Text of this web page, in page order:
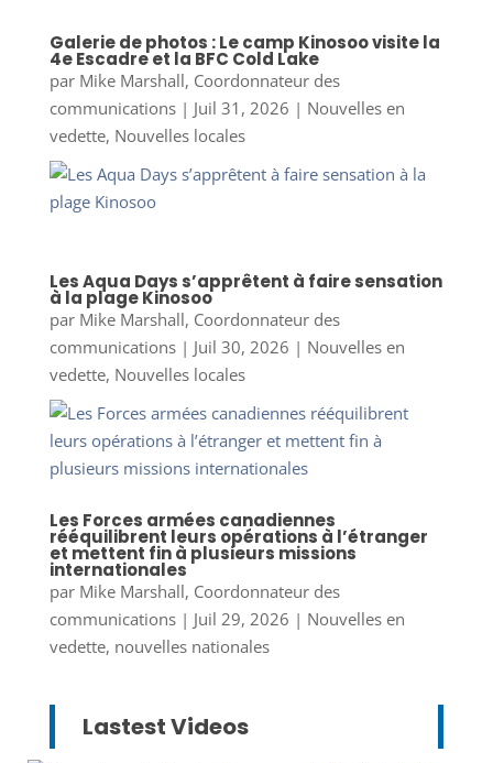
Galerie de photos : Le camp Kinosoo visite la
4e Escadre et la BFC Cold Lake
par Mike Marshall, Coordonnateur des
communications| Juil 31, 2026 | Nouvelles en
vedette, Nouvelles locales
Les Aqua Days s’apprêtent à faire sensation
à la plage Kinosoo
par Mike Marshall, Coordonnateur des
communications| Juil 30, 2026 | Nouvelles en
vedette, Nouvelles locales
Les Forces armées canadiennes
rééquilibrent leurs opérations à l’étranger
et mettent fin à plusieurs missions
internationales
par Mike Marshall, Coordonnateur des
communications| Juil 29, 2026 | Nouvelles en
vedette, nouvelles nationales
Lastest Videos